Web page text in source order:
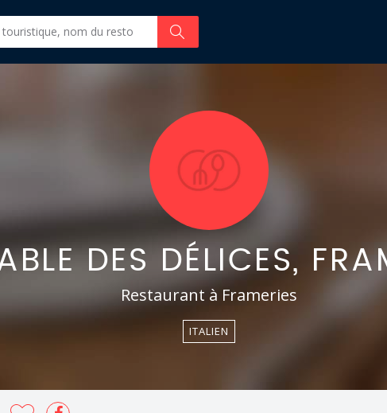
DES DÉLICES,
Restaurant à Frameries
ITALIEN